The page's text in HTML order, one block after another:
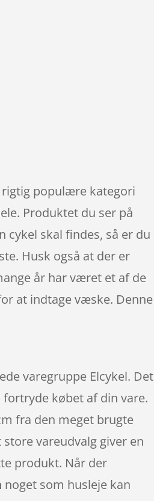
rigtig populære kategori
Produktet du ser på
cykel skal findes, så er du
Husk også at der er
år har været et af de
at indtage væske. Denne
varegruppe Elcykel. Det
købet af din vare.
fra den meget brugte
vareudvalg giver en
produkt. Når der
som husleje kan